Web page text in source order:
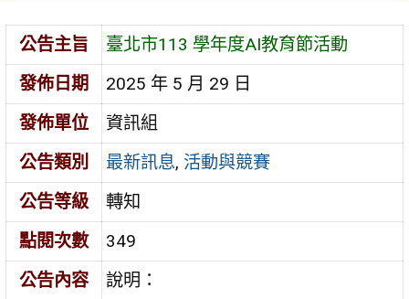
區
公告主旨
臺北市113 學年度AI教育節活動
發佈日期
2025 年 5 月 29 日
發佈單位
資訊組
公告類別
最新訊息, 活動與競賽
公告等級
轉知
點閱次數
349
公告內容
說明：